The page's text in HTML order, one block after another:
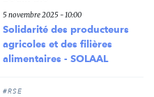
5 novembre 2025 - 10:00
Solidarité des producteurs
agricoles et des filières
alimentaires - SOLAAL
#RSE